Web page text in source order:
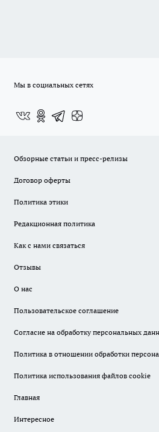
Мы в социальных сетях
Обзорные статьи и пресс-релизы
Договор оферты
Политика этики
Редакционная политика
Как с нами связаться
Отзывы
О нас
Пользовательское соглашение
Согласие на обработку персональных
Политика в отношении обработки
Политика использования файлов cookie
Главная
Интересное